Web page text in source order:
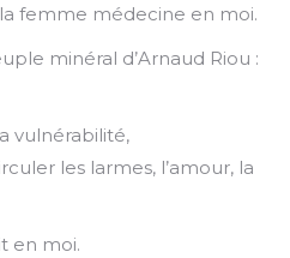
femme médecine en moi.
minéral d’Arnaud Riou :
vulnérabilité,
les larmes, l’amour, la
en moi.